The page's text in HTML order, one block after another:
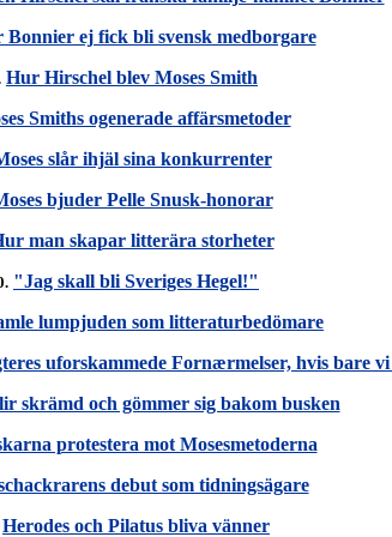
Bonnier ej fick bli svensk medborgare
Hur Hirschel blev Moses Smith
Smiths ogenerade affärsmetoder
slår ihjäl sina konkurrenter
bjuder Pelle Snusk-honorar
man skapar litterära storheter
"Jag skall bli Sveriges Hegel!"
lumpjuden som litteraturbedömare
uforskammede Fornærmelser, hvis bare
skrämd och gömmer sig bakom busken
protestera mot Mosesmetoderna
debut som tidningsägare
Herodes och Pilatus bliva vänner